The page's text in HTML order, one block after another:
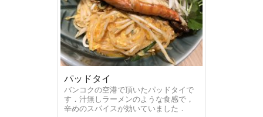
パッドタイ
バンコクの空港で頂いたパッドタイで
す．汁無しラーメンのような食感で，
辛めのスパイスが効いていました．